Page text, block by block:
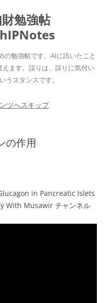
勉強帖
の勉強帖です。AIに訊いたこと
ます。誤りは、誤りに気付い
うスタンスです。
ツへスキップ
の作用
in Pancreatic Islets
With Musawir チャンネル